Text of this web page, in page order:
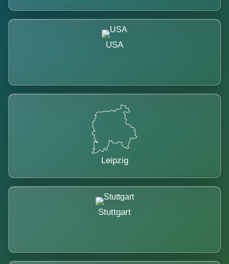
USA
Leipzig
Stuttgart